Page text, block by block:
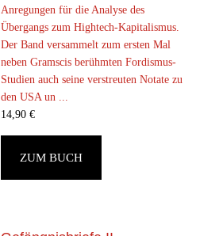
Anregungen für die Analyse des
Übergangs zum Hightech-Kapitalismus.
Der Band versammelt zum ersten Mal
neben Gramscis berühmten Fordismus-
Studien auch seine verstreuten Notate zu
den USA un ...
14,90€
ZUM BUCH